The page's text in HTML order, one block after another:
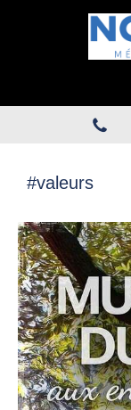
#valeurs